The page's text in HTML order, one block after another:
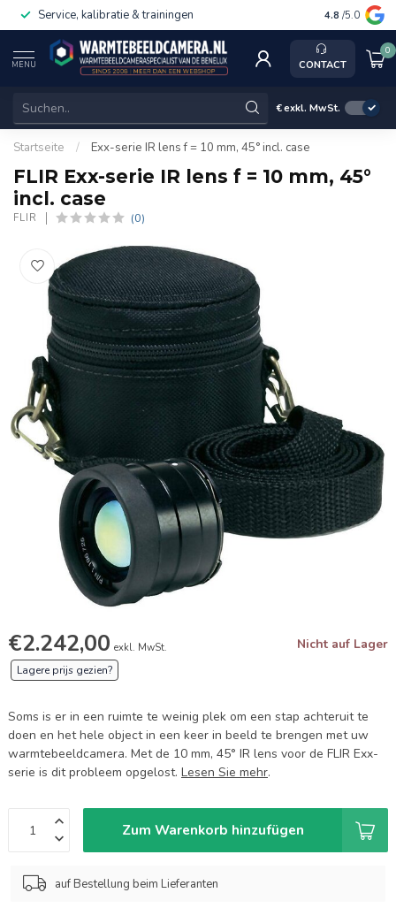
Service, kalibratie & trainingen 4.8 /5.0
MENU CONTACT
0
€exkl. MwSt.
Startseite / Exx-serie IR lens f = 10 mm, 45° incl. case
FLIR Exx-serie IR lens f = 10 mm, 45°
incl. case
FLIR (0)
€2.242,00 exkl. MwSt. Nicht auf Lager
Lagere prijs gezien?
Soms is er in een ruimte te weinig plek om een stap achteruit te
doen en het hele object in een keer in beeld te brengen met uw
warmtebeeldcamera. Met de 10 mm, 45° IR lens voor de FLIR Exx-
serie is dit probleem opgelost. Lesen Sie mehr.
Zum Warenkorb hinzufügen
auf Bestellung beim Lieferanten